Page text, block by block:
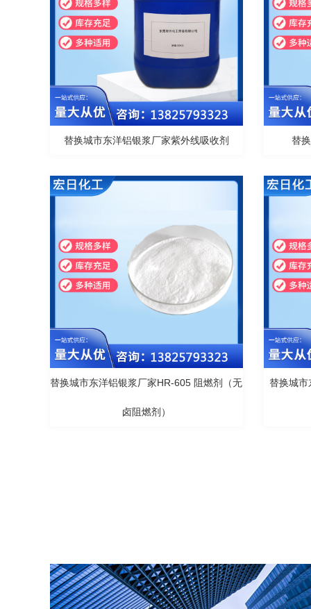
替换城市东洋铝银浆厂家紫外线吸收剂 替
替换城市东洋铝银浆厂家HR-605 阻燃剂（无
卤阻燃剂）
替换城市